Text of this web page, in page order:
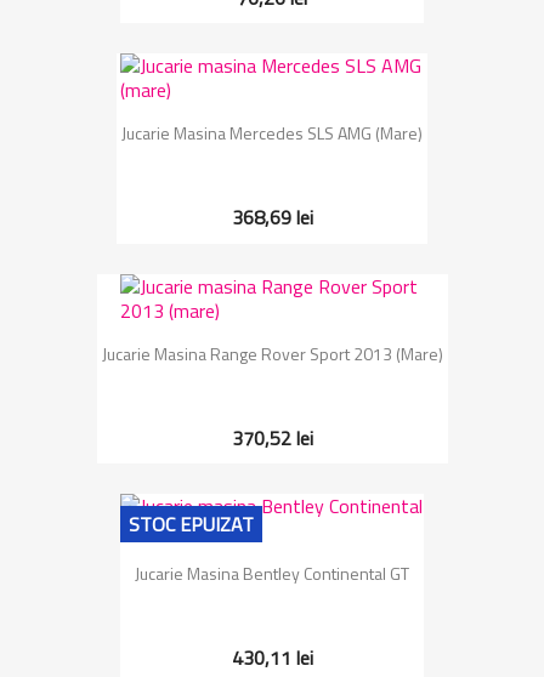
Jucarie Masina Mercedes SLS AMG (mare)
368,69 lei
Jucarie Masina Range Rover Sport 2013 (mare)
370,52 lei
Jucarie Masina Bentley Continental GT
430,11 lei
STOC EPUIZAT